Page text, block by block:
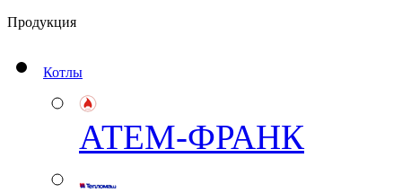
Продукция
Котлы
АТЕМ-ФРАНК